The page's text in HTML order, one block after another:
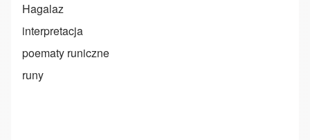
Hagalaz
interpretacja
poematy runiczne
runy